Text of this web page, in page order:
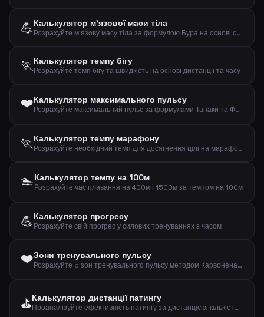
💪Калькулятор м'язової маси тіла
Розрахуйте м'язову масу тіла за формулою Бура на основі статі, ваги та зросту
🏃Калькулятор темпу бігу
Розрахуйте темп бігу та швидкість на основі дистанції та часу
❤️Калькулятор максимального пульсу
Розрахуйте максимальний пульс за формулами Танаки та Фокса на основі вашого віку
🏃Калькулятор темпу марафону
Розрахуйте необхідний темп для досягнення цілі на марафоні (42,195 км)
🏊Калькулятор темпу на 100м
Розрахуйте час плавання на 400м і 1500м за темпом на 100м
💪Калькулятор прогресу
Розрахуйте свій прогрес у силових тренуваннях з часом
❤️Зони тренувального пульсу
Розрахуйте 5 зон тренувального пульсу методом Карвонена на основі віку та пульсу у спокої
⛳Калькулятор дистанції патингу
Проаналізуйте ефективність патингу за дистанцією, кількістю та влучаннями